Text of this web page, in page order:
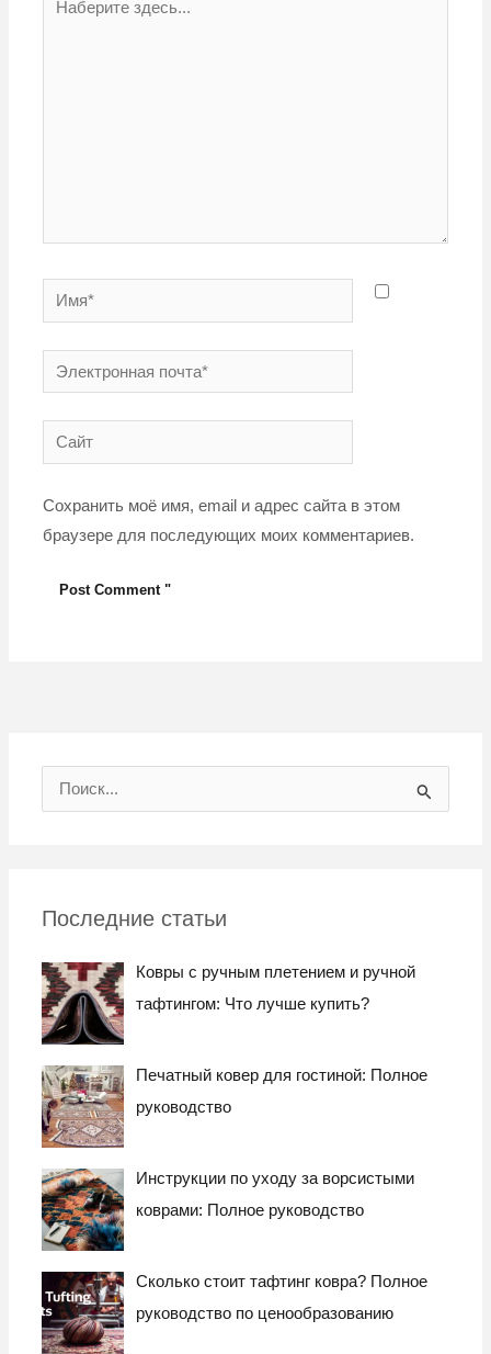
Имя*
Электронная
почта*
Сайт
Сохранить моё имя, email и адрес сайта в этом
браузере для последующих моих комментариев.
т
:
Последние статьи
Ковры с ручным плетением и ручной
тафтингом: Что лучше купить?
Печатный ковер для гостиной: Полное
руководство
Инструкции по уходу за ворсистыми
коврами: Полное руководство
Сколько стоит тафтинг ковра? Полное
руководство по ценообразованию